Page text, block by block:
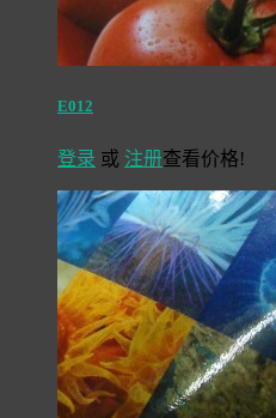
E012
登录 或 注册查看价格!